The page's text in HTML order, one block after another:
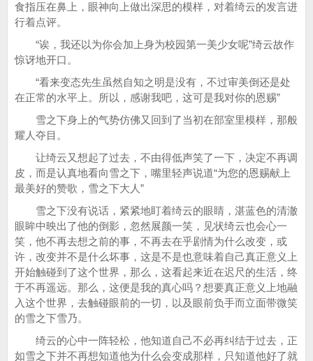
食指压在鼻上，眼神向上做出深思的模样，对着绮云的发言进
行着点评。
“诶，我还以为你会加上身为校园第一美少女呢”绮云故作
惊讶地开口。
“看来变态先生虽然自知之明是没有，不过审美倒还是处
在正常的水平上。所以，感谢我吧，这可是我对你的恩赐”
雪之下身上的气势仿佛又回到了当初在部室里模样，那般
耀人夺目。
让绮云又想起了过去，不由得低声笑了一下，决定不再调
皮，而是认真地看向雪之下，嘴里轻声说道“为您的恩赐献上
最美好的赞歌，雪之下大人”
雪之下没有说话，紧紧地盯着绮云的眼睛，湛蓝色的清澈
眼眸中映出了他的倒影，忽然展颜一笑，见状绮云也会心一
笑，他不再去想之前的事，不再去在乎剧情为什么改变，或
许，改变并不是什么坏事，这是不是也意味着自己真正意义上
开始触碰到了这个世界，那么，这看起来近在迟尺的生活，终
于不再遥远。那么，这便是我的真心吗？想要真正意义上地融
入这个世界，去触碰眼前的一切，以及眼前负手而立面带微笑
的雪之下雪乃。
绮云的心中一阵轻松，他知道自己不必再纠结于过去，正
如雪之下并不再想知道他为什么会变成那样，只知道他好了就